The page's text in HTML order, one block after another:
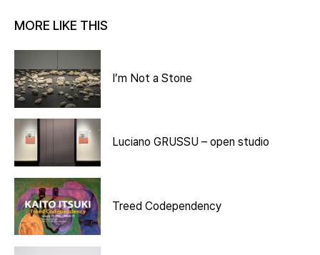
MORE LIKE THIS
I’m Not a Stone
Luciano GRUSSU – open studio
Treed Codependency